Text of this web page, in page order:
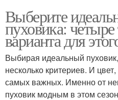
Выберите
пуховика:
варианта для
Выбирая идеальный
несколько критериев. И
самых важных. Именно от
пуховик модным в этом